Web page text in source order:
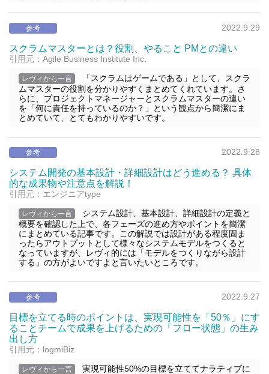
参考 2022.9.29
スクラムマスターとは？役割、やること PMとの違い
引用元：Agile Business Institute Inc.
レヴィから一言
「スクラムはゲームである」として、スクラ
ムマスターの役割を分かりやすくまとめてくれています。さ
らに、プロジェクトマネージャーとスクラムマスターの違い
を「何に責任を持っているのか？」という観点から簡潔にま
とめていて、とてもわかりやすいです。
参考 2022.9.28
システム開発の基本設計・詳細設計はどう進める？ 具体
的な成果物や注意点を解説！
引用元：エンジニアtype
レヴィから一言
システム設計、基本設計、詳細設計の定義と
概要を確認した上で、各フェーズの進め方やポイントを簡潔
にまとめている記事です。この解説では設計がある程度固ま
ったらアウトプットとして様々なシステムモデルをつくると
なっていますが、レヴィ的には「モデルをつくりながら設計
する」の方がよいですよと言いたいところです。
参考 2022.9.27
目標を立てる時のポイントは、実現可能性を「50％」にす
ることチームで成果を上げるための「フロー状態」の生み
出し方
引用元：logmiBiz
レヴィから一言
実現可能性50%の目標を立ててナラティブに